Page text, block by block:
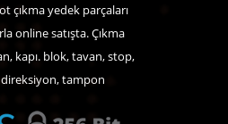
çıkma yedek parçaları
online satışta. Çıkma
kapı. blok, tavan, stop,
tampon